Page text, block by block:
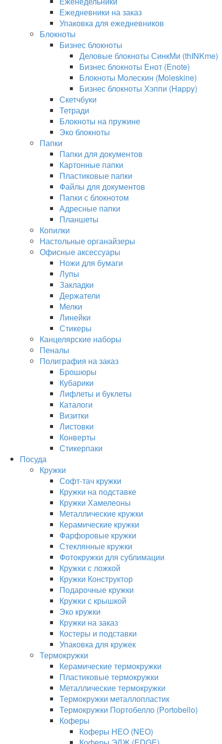
Ежедневники на заказ
Упаковка для ежедневников
Блокноты
Бизнес блокноты
Деловые блокноты СинкМи (thINKme)
Бизнес блокноты Енот (Enote)
Блокноты Молескин (Moleskine)
Бизнес блокноты Хэппи (Happy)
Скетчбуки
Тетради
Блокноты на пружине
Эко блокноты
Папки
Папки для документов
Картонные папки
Пластиковые папки
Файлы для документов
Папки с блокнотом
Адресные папки
Планшеты
Копилки
Настольные органайзеры
Офисные аксессуары
Ножи для бумаги
Лупы
Закладки
Держатели
Мелки
Линейки
Стикеры
Канцелярские наборы
Пеналы
Полиграфия на заказ
Брошюры
Кубарики
Лифлеты и буклеты
Каталоги
Визитки
Листовки
Конверты
Стикерпаки
Посуда
Кружки
Софт-тач кружки
Кружки на подставке
Кружки Хамелеоны
Металлические кружки
Керамические кружки
Фарфоровые кружки
Стеклянные кружки
Фотокружки для сублимации
Кружки с ложкой
Кружки Конструктор
Подарочные кружки
Кружки с крышкой
Эко кружки
Кружки на заказ
Костеры и подставки
Упаковка для кружек
Термокружки
Керамические термокружки
Пластиковые термокружки
Металлические термокружки
Термокружки металлопластик
Термокружки Портобелло (Portobello)
Коферы
Коферы НЕО (NEO)